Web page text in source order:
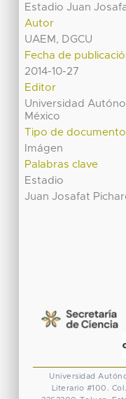
Estadio Juan
Autor
UAEM, DGCU
Fecha de
2014-10-27
Editor
Universidad
México
Tipo de documento
Imágen
Palabras clave
Estadio
Juan Josafat
Universidad
Literario #100.